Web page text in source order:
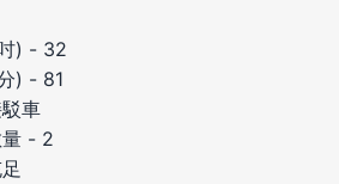
) - 32
) - 81
車
量 - 2